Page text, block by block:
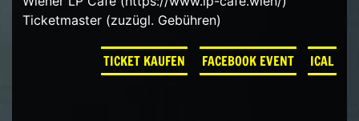
Ticketmaster (zuzügl. Gebühren)
TICKET KAUFEN FACEBOOK EVENT ICAL